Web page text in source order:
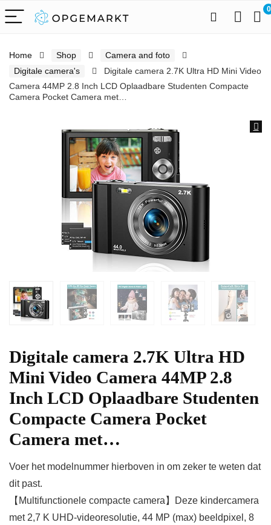
0
Home Shop
Camera and foto
Digitale camera's
Digitale camera 2.7K Ultra HD Mini Video
Camera 44MP 2.8 Inch LCD Oplaadbare Studenten Compacte
Camera Pocket Camera met…
Digitale camera 2.7K Ultra HD
Mini Video Camera 44MP 2.8
Inch LCD Oplaadbare Studenten
Compacte Camera Pocket
Camera met…
Voer het modelnummer hierboven in om zeker te weten dat
dit past.
【Multifunctionele compacte camera】Deze kindercamera
met 2,7 K UHD-videoresolutie, 44 MP (max) beeldpixel, 8